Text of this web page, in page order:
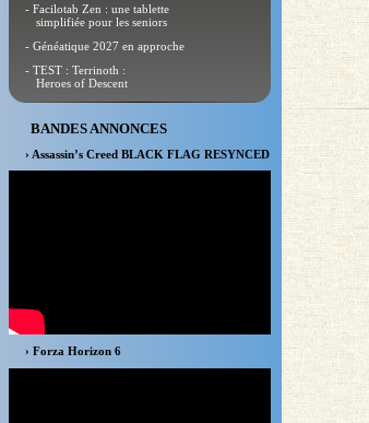
- Facilotab Zen : une tablette
simplifiée pour les seniors
- Généatique 2027 en approche
- TEST : Terrinoth :
Heroes of Descent
BANDES ANNONCES
› Assassin’s Creed BLACK FLAG RESYNCED
› Forza Horizon 6